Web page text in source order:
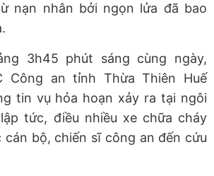
nạn nhân bởi ngọn lửa đã bao
3h45 phút sáng cùng ngày,
Công an tỉnh Thừa Thiên Huế
tin vụ hỏa hoạn xảy ra tại ngôi
tức, điều nhiều xe chữa cháy
cán bộ, chiến sĩ công an đến cứu